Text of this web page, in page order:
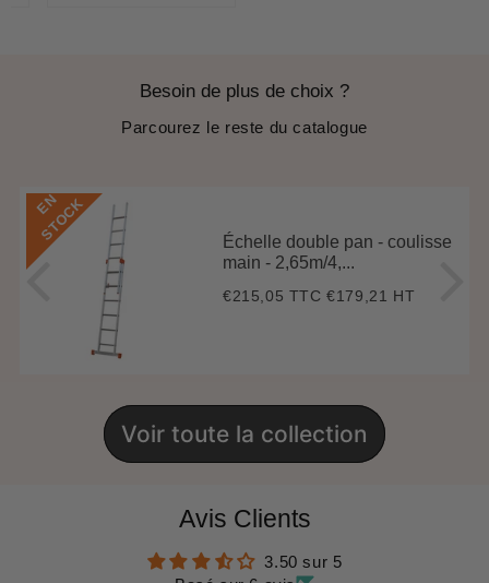
Besoin de plus de choix ?
Parcourez le reste du catalogue
E
N
S
T
O
C
K
Échelle double pan - coulisse
main - 2,65m/4,...
Prix
€215,05 TTC€215,05
€179,21 HT
Voir toute la collection
Avis Clients
3.50 sur 5